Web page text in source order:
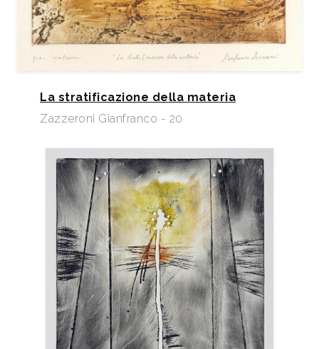
La stratificazione della materia
Zazzeroni Gianfranco - 20